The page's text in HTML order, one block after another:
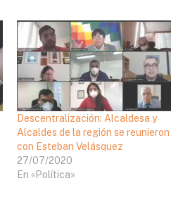
Descentralización: Alcaldesa y
Alcaldes de la región se reunieron
con Esteban Velásquez
27/07/2020
En «Política»